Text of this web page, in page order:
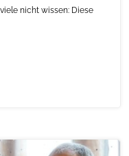
nicht wissen: Diese